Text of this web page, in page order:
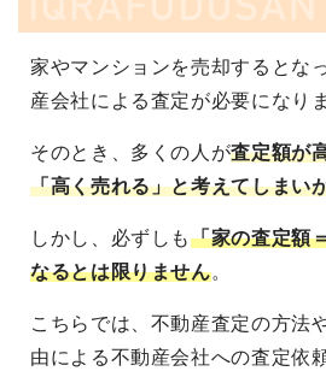
家やマンションを売却するとな
産会社による査定が必要になり
そのとき、多くの人が査定額が
「高く売れる」と考えてしまい
しかし、必ずしも「家の査定額
なるとは限りません。
こちらでは、不動産査定の方法
由による不動産会社への査定依